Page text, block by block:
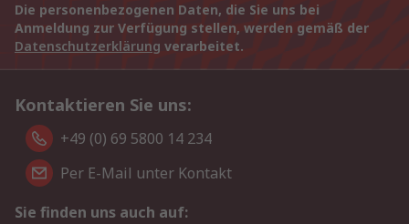
Die personenbezogenen Daten, die Sie uns bei
Anmeldung zur Verfügung stellen, werden gemäß der
Datenschutzerklärung verarbeitet.
Kontaktieren Sie uns:
+49 (0) 69 5800 14 234
Per E-Mail unter Kontakt
Sie finden uns auch auf: